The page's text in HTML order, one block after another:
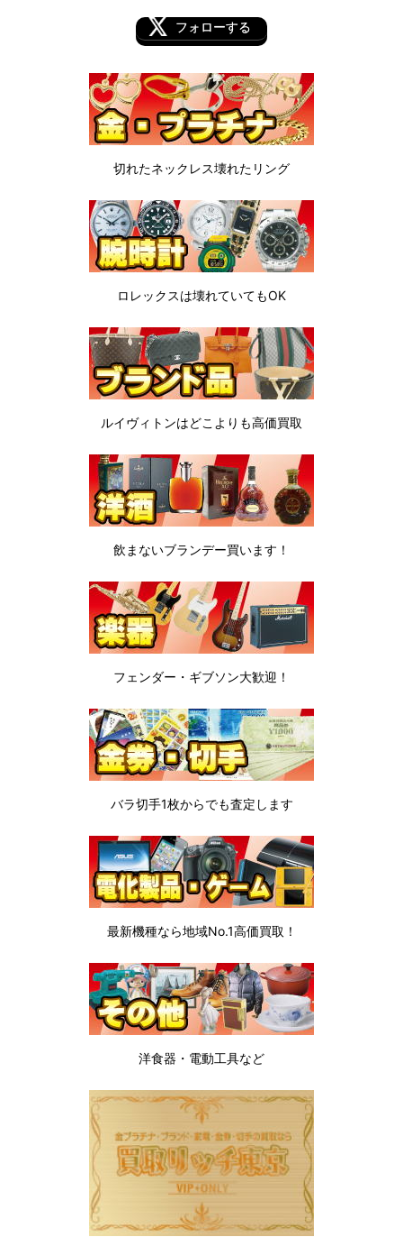
フォローする
切れたネックレス壊れたリング
ロレックスは壊れていてもOK
ルイヴィトンはどこよりも高価買取
飲まないブランデー買います！
フェンダー・ギブソン大歓迎！
バラ切手1枚からでも査定します
最新機種なら地域No.1高価買取！
洋食器・電動工具など